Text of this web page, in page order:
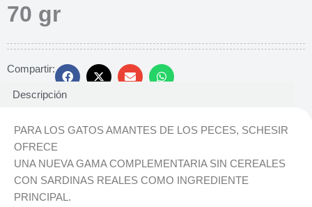
70 gr
Compartir:
Descripción
PARA LOS GATOS AMANTES DE LOS PECES, SCHESIR
OFRECE
UNA NUEVA GAMA COMPLEMENTARIA SIN CEREALES
CON SARDINAS REALES COMO INGREDIENTE
PRINCIPAL.